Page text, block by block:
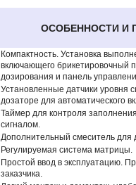
ОСОБЕННОСТИ И
Компактность. Установка
включающего брикетировочный
дозирования и панель
Установленные датчики уровня
дозаторе для автоматического
Таймер для контроля
сигналом.
Дополнительный смеситель для
Регулируемая система матрицы.
Простой ввод в эксплуатацию.
заказчика.